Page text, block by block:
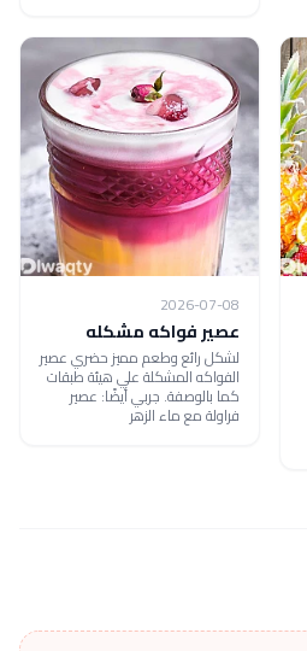
2026-07-08
عصير فواكه مشكله
لشكل رائع وطعم مميز حضري عصير
الفواكه المشكلة علي هيئة طبقات
كما بالوصفة. جربي أيضًا: عصير
فراولة مع ماء الزهر